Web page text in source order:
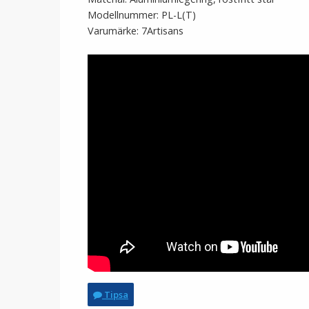
Modellnummer: PL-L(T)
Varumärke: 7Artisans
Tipsa